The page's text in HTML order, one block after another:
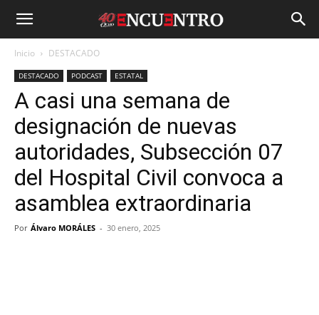
Inicio DESTACADO
DESTACADO PODCAST ESTATAL
A casi una semana de
designación de nuevas
autoridades, Subsección 07
del Hospital Civil convoca a
asamblea extraordinaria
Por Álvaro MORÁLES - 30 enero, 2025